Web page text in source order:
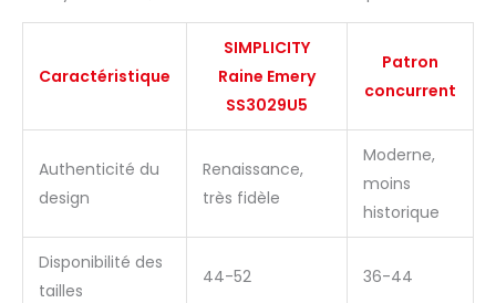
Caractéristique
SIMPLICITY
Raine Emery
SS3029U5
Patron
concurrent
Authenticité du
design
Renaissance,
très fidèle
Moderne,
moins
historique
Disponibilité des
tailles
44-52 36-44